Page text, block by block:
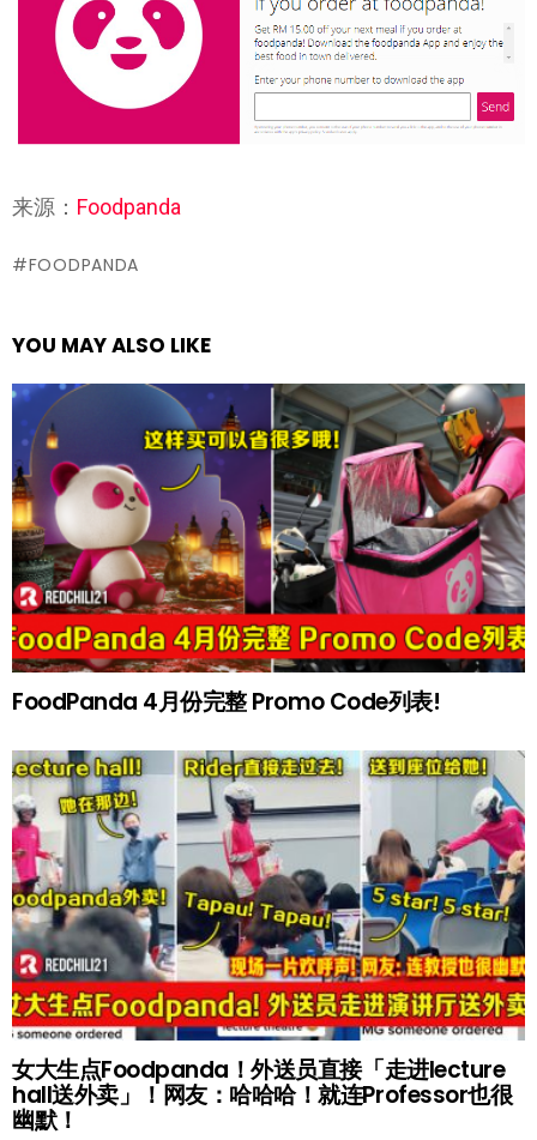
来源： Foodpanda
FOODPANDA
YOU MAY ALSO LIKE
FoodPanda 4月份完整 Promo Code列表!
女大生点Foodpanda！外送员直接「走进lecture
hall送外卖」！网友：哈哈哈！就连Professor也很
幽默！